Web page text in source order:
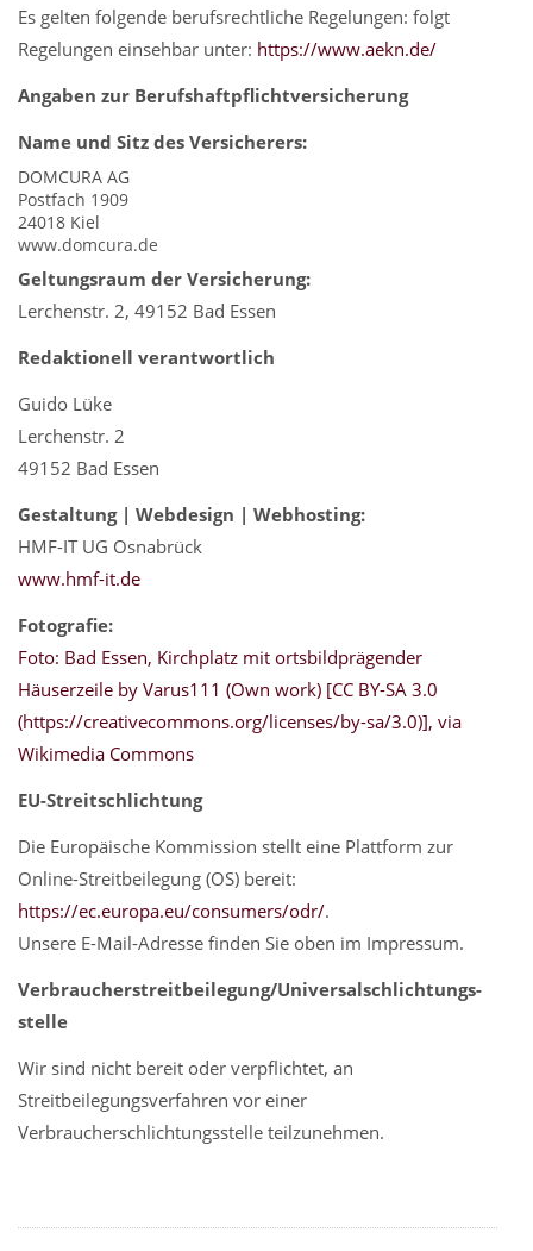
Es gelten folgende berufsrechtliche Regelungen: folgt
Regelungen einsehbar unter: https://www.aekn.de/
Angaben zur Berufshaftpflichtversicherung
Name und Sitz des Versicherers:
DOMCURA AG
Postfach 1909
24018 Kiel
www.domcura.de
Geltungsraum der Versicherung:
Lerchenstr. 2, 49152 Bad Essen
Redaktionell verantwortlich
Guido Lüke
Lerchenstr. 2
49152 Bad Essen
Gestaltung | Webdesign | Webhosting:
HMF-IT UG Osnabrück
www.hmf-it.de
Fotografie:
Foto: Bad Essen, Kirchplatz mit ortsbildprägender
Häuserzeile by Varus111 (Own work) [CC BY-SA 3.0
(https://creativecommons.org/licenses/by-sa/3.0)], via
Wikimedia Commons
EU-Streitschlichtung
Die Europäische Kommission stellt eine Plattform zur
Online-Streitbeilegung (OS) bereit:
https://ec.europa.eu/consumers/odr/.
Unsere E-Mail-Adresse finden Sie oben im Impressum.
Verbraucher­streit­beilegung/Universal­schlichtungs­
stelle
Wir sind nicht bereit oder verpflichtet, an
Streitbeilegungsverfahren vor einer
Verbraucherschlichtungsstelle teilzunehmen.